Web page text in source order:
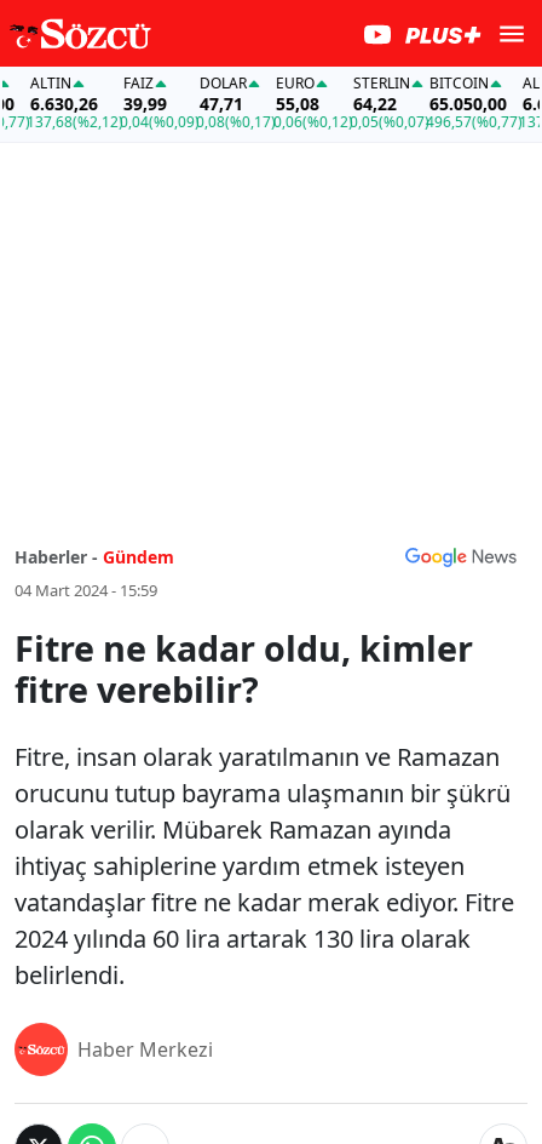
ALTIN
6.630,26
137,68(%2,12)
FAİZ
39,99
0,04(%0,09)
DOLAR
47,71
0,08(%0,17)
EURO
55,08
0,06(%0,12)
STERLIN
64,22
0,05(%0,07)
BITCOIN
65.050,00
496,57(%0,77)
Haberler - Gündem
04 Mart 2024 - 15:59
Fitre ne kadar oldu, kimler
fitre verebilir?
Fitre, insan olarak yaratılmanın ve Ramazan
orucunu tutup bayrama ulaşmanın bir şükrü
olarak verilir. Mübarek Ramazan ayında
ihtiyaç sahiplerine yardım etmek isteyen
vatandaşlar fitre ne kadar merak ediyor. Fitre
2024 yılında 60 lira artarak 130 lira olarak
belirlendi.
Haber Merkezi